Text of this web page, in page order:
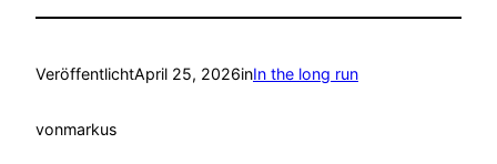
VeröffentlichtApril 25, 2026inIn the long run
vonmarkus